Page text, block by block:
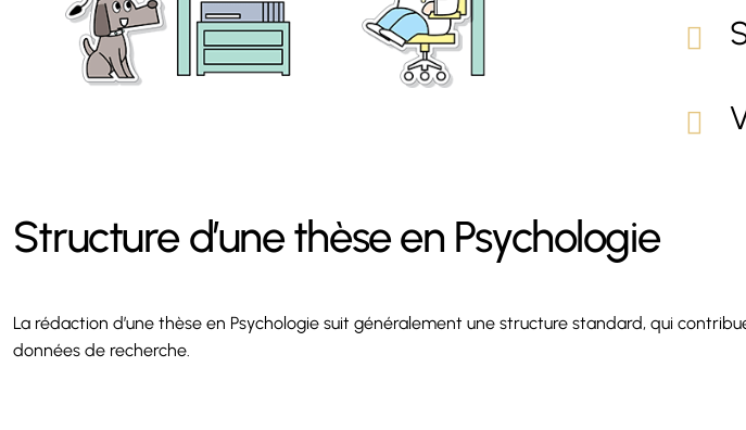
Structure d’une thèse en Psychologie
La rédaction d’une thèse en Psychologie suit généralement une structure standard, qui
données de recherche.